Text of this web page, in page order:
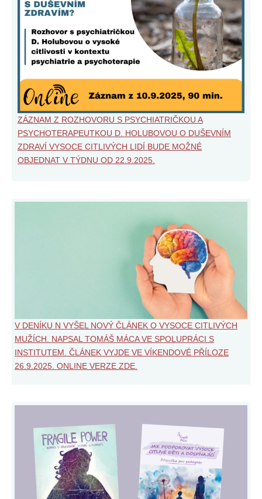
ZÁZNAM Z ROZHOVORU S PSYCHIATRIČKOU A
PSYCHOTERAPEUTKOU D. HOLUBOVOU O DUŠEVNÍM
ZDRAVÍ VYSOCE CITLIVÝCH LIDÍ BUDE MOŽNÉ
OBJEDNAT V TÝDNU OD 22.9.2025.
V DENÍKU N VYŠEL NOVÝ ČLÁNEK O VYSOCE CITLIVÝCH
MUŽÍCH. NAPSAL TOMÁŠ MÁCA VE SPOLUPRÁCI S
INSTITUTEM. ČLÁNEK VYJDE VE VÍKENDOVÉ PŘÍLOZE
26.9.2025. ONLINE VERZE ZDE.